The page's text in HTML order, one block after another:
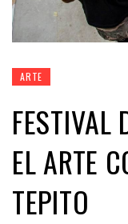
ARTE
FESTIVAL
EL ARTE
TEPITO